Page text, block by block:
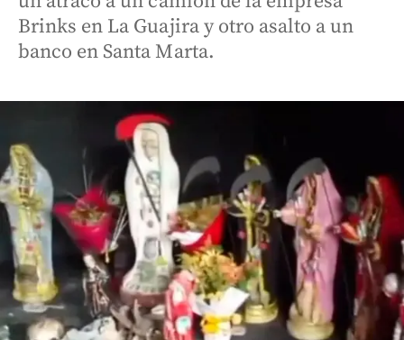
Brinks en La Guajira y otro asalto a un
banco en Santa Marta.